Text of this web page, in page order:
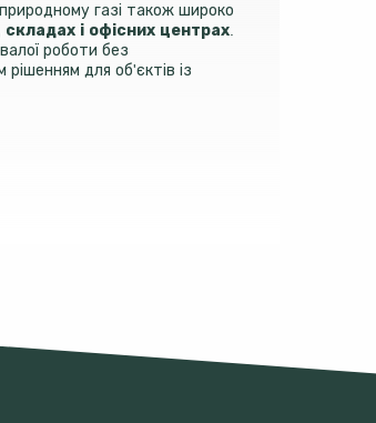
газі також широко
і офісних центрах
роботи без
для об'єктів із